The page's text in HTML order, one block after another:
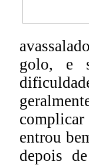
golo, e
entrou
depois